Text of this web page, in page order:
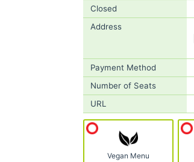
Closed
Address
Payment Method
Number of Seats
URL
Vegan Menu